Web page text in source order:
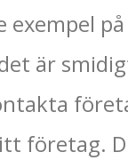
exempel
är
företag.